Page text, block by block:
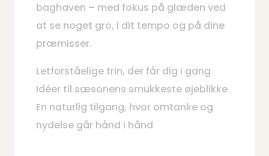
baghaven – med fokus på glæden ved
at se noget gro, i dit tempo og på dine
præmisser.
Letforståelige trin, der får dig i gang
Idéer til sæsonens smukkeste øjeblikke
En naturlig tilgang, hvor omtanke og
nydelse går hånd i hånd